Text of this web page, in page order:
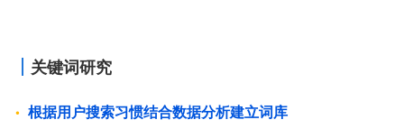
关键词研究
根据用户搜索习惯结合数据分析建立词库